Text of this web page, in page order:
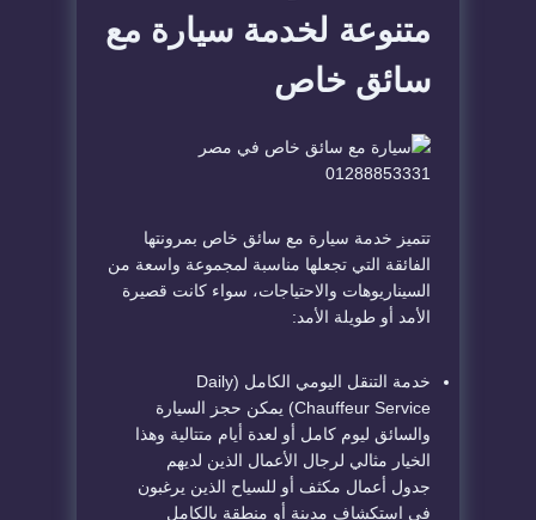
متنوعة لخدمة سيارة مع
سائق خاص
تتميز خدمة سيارة مع سائق خاص بمرونتها
الفائقة التي تجعلها مناسبة لمجموعة واسعة من
السيناريوهات والاحتياجات، سواء كانت قصيرة
الأمد أو طويلة الأمد:
خدمة التنقل اليومي الكامل (Daily
Chauffeur Service) يمكن حجز السيارة
والسائق ليوم كامل أو لعدة أيام متتالية وهذا
الخيار مثالي لرجال الأعمال الذين لديهم
جدول أعمال مكثف أو للسياح الذين يرغبون
في استكشاف مدينة أو منطقة بالكامل